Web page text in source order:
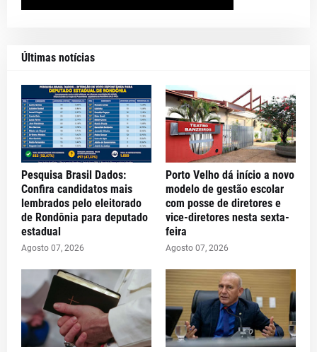
Últimas notícias
Pesquisa Brasil Dados:
Confira candidatos mais
lembrados pelo eleitorado
de Rondônia para deputado
estadual
Agosto 07, 2026
Porto Velho dá início a novo
modelo de gestão escolar
com posse de diretores e
vice-diretores nesta sexta-
feira
Agosto 07, 2026